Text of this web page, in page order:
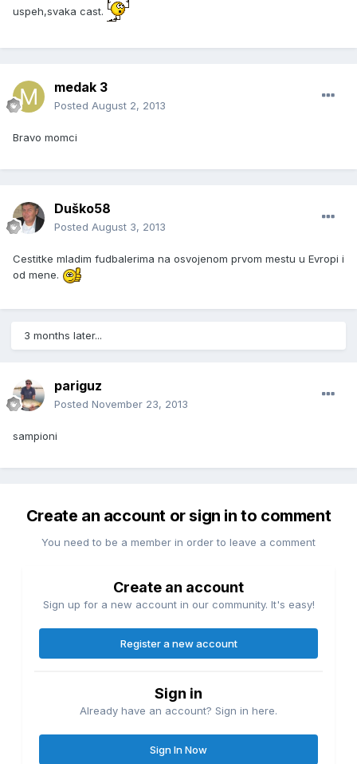
uspeh,svaka cast.
medak 3
Posted August 2, 2013
Bravo momci
Duško58
Posted August 3, 2013
Cestitke mladim fudbalerima na osvojenom prvom mestu u Evropi i
od mene.
3 months later...
pariguz
Posted November 23, 2013
sampioni
Create an account or sign in to comment
You need to be a member in order to leave a comment
Create an account
Sign up for a new account in our community. It's easy!
Register a new account
Sign in
Already have an account? Sign in here.
Sign In Now